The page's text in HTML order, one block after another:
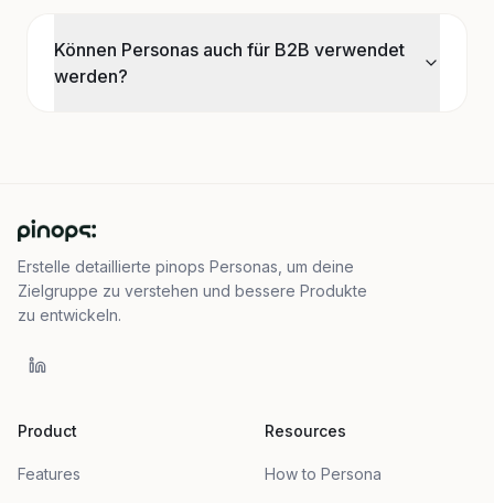
Können Personas auch für B2B verwendet
werden?
Erstelle detaillierte pinops Personas, um deine
Zielgruppe zu verstehen und bessere Produkte
zu entwickeln.
Product
Features
Resources
How to Persona